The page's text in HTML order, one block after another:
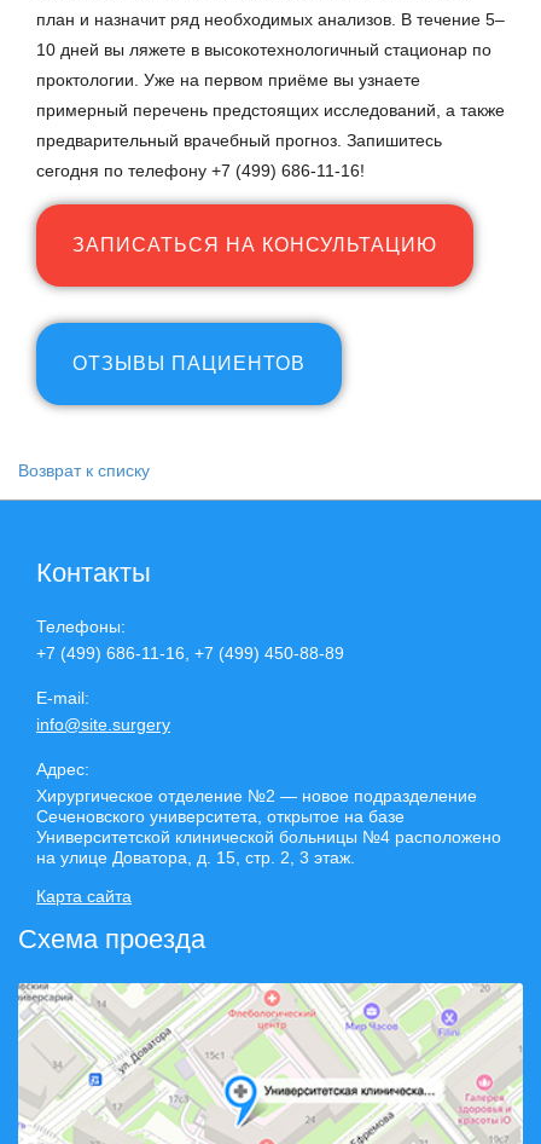
план и назначит ряд необходимых анализов. В течение 5–
10 дней вы ляжете в высокотехнологичный стационар по
проктологии. Уже на первом приёме вы узнаете
примерный перечень предстоящих исследований, а также
предварительный врачебный прогноз. Запишитесь
сегодня по телефону +7 (499) 686-11-16!
ЗАПИСАТЬСЯ НА КОНСУЛЬТАЦИЮ
ОТЗЫВЫ ПАЦИЕНТОВ
Возврат к списку
Контакты
Телефоны:
+7 (499) 686-11-16, +7 (499) 450-88-89
E-mail:
info@site.surgery
Адрес:
Хирургическое отделение №2 — новое подразделение
Сеченовского университета, открытое на базе
Университетской клинической больницы №4 расположено
на улице Доватора, д. 15, стр. 2, 3 этаж.
Карта сайта
Схема проезда